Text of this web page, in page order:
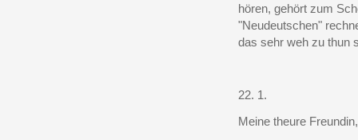
hören, gehört zum
"Neudeutschen"
das sehr weh zu thun
22. 1.
Meine theure Freundin,